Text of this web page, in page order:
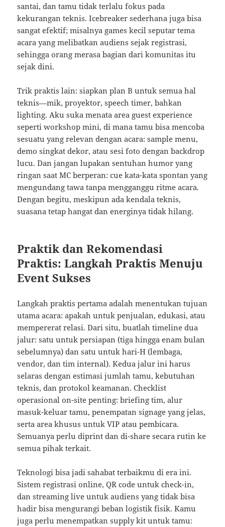
santai, dan tamu tidak terlalu fokus pada
kekurangan teknis. Icebreaker sederhana juga bisa
sangat efektif; misalnya games kecil seputar tema
acara yang melibatkan audiens sejak registrasi,
sehingga orang merasa bagian dari komunitas itu
sejak dini.
Trik praktis lain: siapkan plan B untuk semua hal
teknis—mik, proyektor, speech timer, bahkan
lighting. Aku suka menata area guest experience
seperti workshop mini, di mana tamu bisa mencoba
sesuatu yang relevan dengan acara: sample menu,
demo singkat dekor, atau sesi foto dengan backdrop
lucu. Dan jangan lupakan sentuhan humor yang
ringan saat MC berperan: cue kata-kata spontan yang
mengundang tawa tanpa mengganggu ritme acara.
Dengan begitu, meskipun ada kendala teknis,
suasana tetap hangat dan energinya tidak hilang.
Praktik dan Rekomendasi
Praktis: Langkah Praktis Menuju
Event Sukses
Langkah praktis pertama adalah menentukan tujuan
utama acara: apakah untuk penjualan, edukasi, atau
mempererat relasi. Dari situ, buatlah timeline dua
jalur: satu untuk persiapan (tiga hingga enam bulan
sebelumnya) dan satu untuk hari-H (lembaga,
vendor, dan tim internal). Kedua jalur ini harus
selaras dengan estimasi jumlah tamu, kebutuhan
teknis, dan protokol keamanan. Checklist
operasional on-site penting: briefing tim, alur
masuk-keluar tamu, penempatan signage yang jelas,
serta area khusus untuk VIP atau pembicara.
Semuanya perlu diprint dan di-share secara rutin ke
semua pihak terkait.
Teknologi bisa jadi sahabat terbaikmu di era ini.
Sistem registrasi online, QR code untuk check-in,
dan streaming live untuk audiens yang tidak bisa
hadir bisa mengurangi beban logistik fisik. Kamu
juga perlu menempatkan supply kit untuk tamu: